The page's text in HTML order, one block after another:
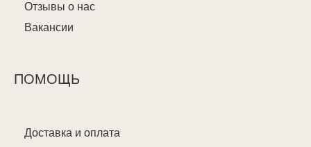
Отзывы о нас
Вакансии
ПОМОЩЬ
Доставка и оплата